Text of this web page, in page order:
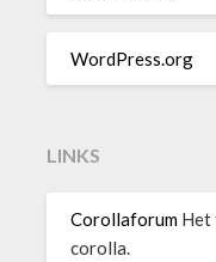
WordPress.org
LINKS
CorollaforumHet
corolla.